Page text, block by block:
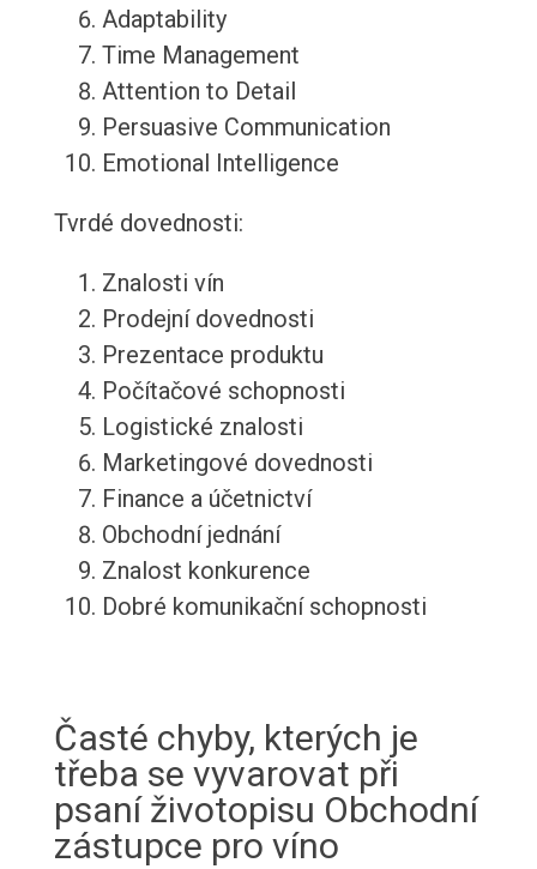
Adaptability
Time Management
Attention to Detail
Persuasive Communication
Emotional Intelligence
Tvrdé dovednosti:
Znalosti vín
Prodejní dovednosti
Prezentace produktu
Počítačové schopnosti
Logistické znalosti
Marketingové dovednosti
Finance a účetnictví
Obchodní jednání
Znalost konkurence
Dobré komunikační schopnosti
Časté chyby, kterých je
třeba se vyvarovat při
psaní životopisu Obchodní
zástupce pro víno